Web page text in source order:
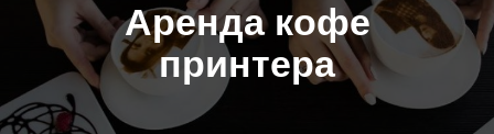
Аренда кофе
принтера